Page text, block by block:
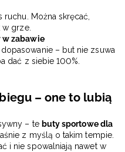
ruchu. Można skręcać,
w grze.
w zabawie
– but nie zsuwa
dać z siebie 100%.
– one to lubią
– te buty sportowe dla
z myślą o takim tempie.
i nie spowalniają nawet w